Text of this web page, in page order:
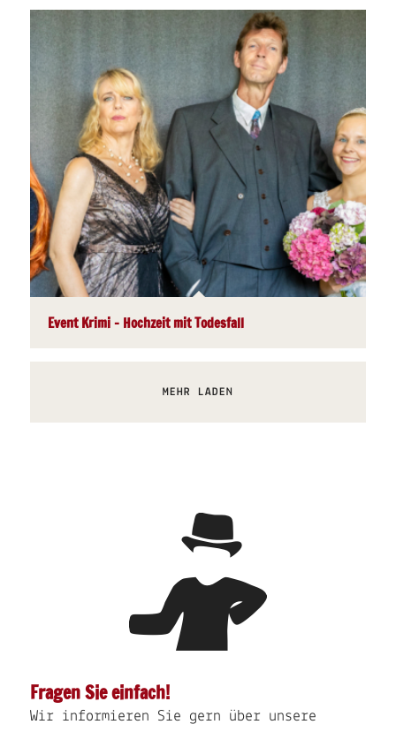
Event Krimi – Hochzeit mit Todesfall
MEHR LADEN
Fragen Sie einfach!
Wir informieren Sie gern über unsere